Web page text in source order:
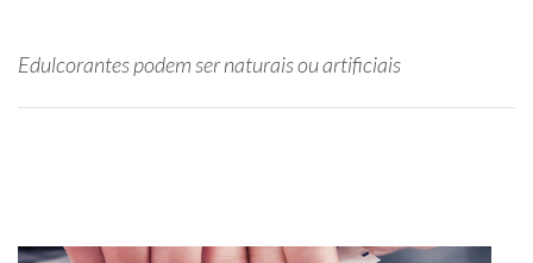
Edulcorantes podem ser naturais ou artificiais